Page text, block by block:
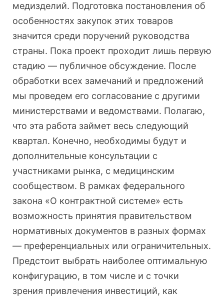
медизделий. Подготовка постановления об
особенностях закупок этих товаров
значится среди поручений руководства
страны. Пока проект проходит лишь первую
стадию — публичное обсуждение. После
обработки всех замечаний и предложений
мы проведем его согласование с другими
министерствами и ведомствами. Полагаю,
что эта работа займет весь следующий
квартал. Конечно, необходимы будут и
дополнительные консультации с
участниками рынка, с медицинским
сообществом. В рамках федерального
закона «О контрактной системе» есть
возможность принятия правительством
нормативных документов в разных формах
— преференциальных или ограничительных.
Предстоит выбрать наиболее оптимальную
конфигурацию, в том числе и с точки
зрения привлечения инвестиций, как